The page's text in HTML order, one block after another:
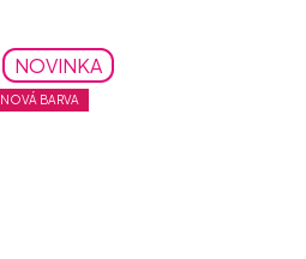
NOVINKA
NOVÁ BARVA